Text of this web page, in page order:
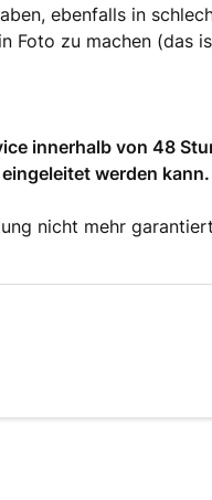
ebenfalls in
Foto zu machen (das
innerhalb von 48
werden kann.
nicht mehr